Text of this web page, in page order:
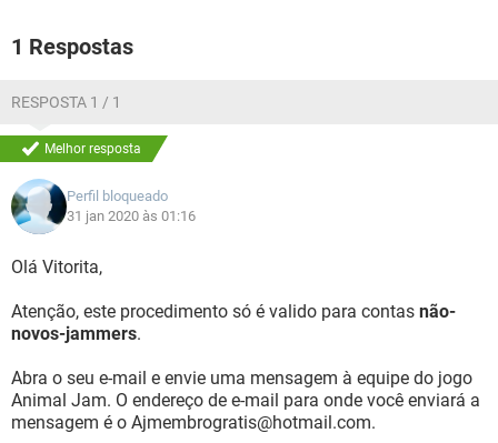
1 Respostas
RESPOSTA 1 / 1
Melhor resposta
Perfil bloqueado
31 jan 2020 às 01:16
Olá Vitorita,
Atenção, este procedimento só é valido para contas não-
novos-jammers.
Abra o seu e-mail e envie uma mensagem à equipe do jogo
Animal Jam. O endereço de e-mail para onde você enviará a
mensagem é o Ajmembrogratis@hotmail.com.